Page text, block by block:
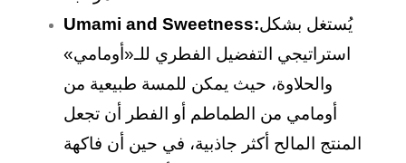
Umami and Sweetness:يُستغل بشكل
استراتيجي التفضيل الفطري للـ«أومامي»
والحلاوة، حيث يمكن للمسة طبيعية من
أومامي من الطماطم أو الفطر أن تجعل
المنتج المالح أكثر جاذبية، في حين أن فاكهة